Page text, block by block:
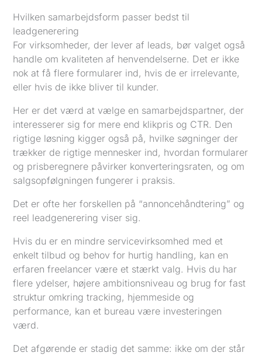
Hvilken samarbejdsform passer bedst til
leadgenerering
For virksomheder, der lever af leads, bør valget også
handle om kvaliteten af henvendelserne. Det er ikke
nok at få flere formularer ind, hvis de er irrelevante,
eller hvis de ikke bliver til kunder.
Her er det værd at vælge en samarbejdspartner, der
interesserer sig for mere end klikpris og CTR. Den
rigtige løsning kigger også på, hvilke søgninger der
trækker de rigtige mennesker ind, hvordan formularer
og prisberegnere påvirker konverteringsraten, og om
salgsopfølgningen fungerer i praksis.
Det er ofte her forskellen på “annoncehåndtering” og
reel leadgenerering viser sig.
Hvis du er en mindre servicevirksomhed med et
enkelt tilbud og behov for hurtig handling, kan en
erfaren freelancer være et stærkt valg. Hvis du har
flere ydelser, højere ambitionsniveau og brug for fast
struktur omkring tracking, hjemmeside og
performance, kan et bureau være investeringen
værd.
Det afgørende er stadig det samme: ikke om der står